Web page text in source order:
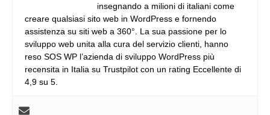
insegnando a milioni di italiani come
creare qualsiasi sito web in WordPress e fornendo
assistenza su siti web a 360°. La sua passione per lo
sviluppo web unita alla cura del servizio clienti, hanno
reso SOS WP l’azienda di sviluppo WordPress più
recensita in Italia su Trustpilot con un rating Eccellente di
4,9 su 5.